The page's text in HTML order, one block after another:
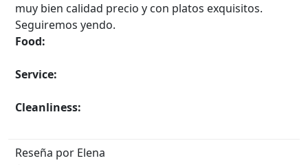
muy bien calidad precio y con platos exquisitos.
Seguiremos yendo.
Food:
Service:
Cleanliness:
Reseña por Elena